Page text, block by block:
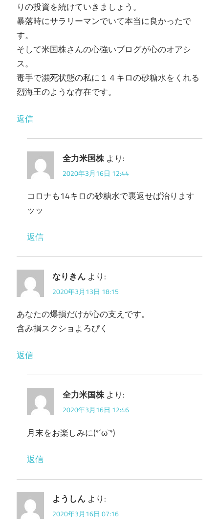
りの投資を続けていきましょう。
暴落時にサラリーマンでいて本当に良かったで
す。
そして米国株さんの心強いブログが心のオアシ
ス。
毒手で瀕死状態の私に１４キロの砂糖水をくれる
烈海王のような存在です。
返信
全力米国株 より:
2020年3月16日 12:44
コロナも14キロの砂糖水で裏返せば治ります
ッッ
返信
なりきん より:
2020年3月13日 18:15
あなたの爆損だけが心の支えです。
含み損スクショよろぴく
返信
全力米国株 より:
2020年3月16日 12:46
月末をお楽しみに(*´ω`*)
返信
ようしん より:
2020年3月16日 07:16